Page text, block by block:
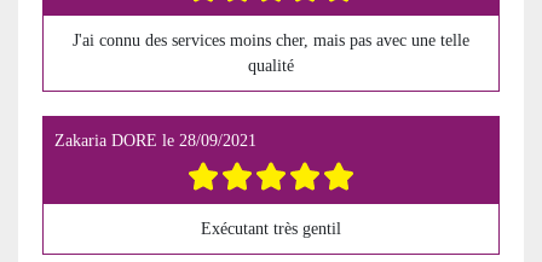
J'ai connu des services moins cher, mais pas avec une telle
qualité
Zakaria DORE le 28/09/2021
Exécutant très gentil